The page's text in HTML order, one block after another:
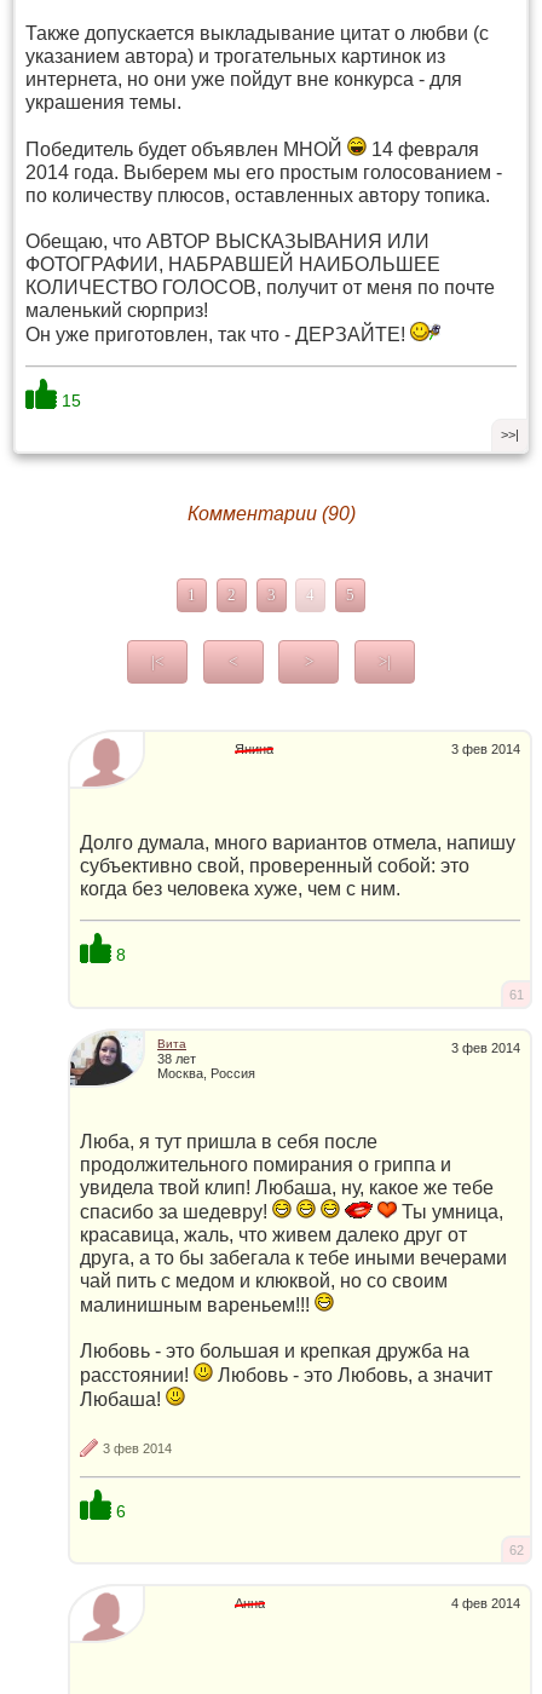
Также допускается выкладывание цитат о любви (с
указанием автора) и трогательных картинок из
интернета, но они уже пойдут вне конкурса - для
украшения темы.
Победитель будет объявлен МНОЙ
14 февраля
2014 года. Выберем мы его простым голосованием -
по количеству плюсов, оставленных автору топика.
Обещаю, что АВТОР ВЫСКАЗЫВАНИЯ ИЛИ
ФОТОГРАФИИ, НАБРАВШЕЙ НАИБОЛЬШЕЕ
КОЛИЧЕСТВО ГОЛОСОВ, получит от меня по почте
маленький сюрприз!
Он уже приготовлен, так что - ДЕРЗАЙТЕ!
15
>>|
Комментарии (90)
1 2 3 4 5
|< < > >|
3 фев 2014
Янина
Долго думала, много вариантов отмела, напишу
субъективно свой, проверенный собой: это
когда без человека хуже, чем с ним.
8
61
3 фев 2014
Вита
38 лет
Москва, Россия
Люба, я тут пришла в себя после
продолжительного помирания о гриппа и
увидела твой клип! Любаша, ну, какое же тебе
спасибо за шедевру!
Ты умница,
красавица, жаль, что живем далеко друг от
друга, а то бы забегала к тебе иными вечерами
чай пить с медом и клюквой, но со своим
малинишным вареньем!!!
Любовь - это большая и крепкая дружба на
расстоянии!
Любовь - это Любовь, а значит
Любаша!
3 фев 2014
6
62
4 фев 2014
Анна